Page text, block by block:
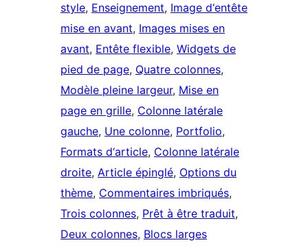
style, Enseignement, Image d‘entête
mise en avant, Images mises en
avant, Entête flexible, Widgets de
pied de page, Quatre colonnes
Modèle pleine largeur, Mise en
page en grille, Colonne latérale
gauche, Une colonne, Portfolio
Formats d‘article, Colonne latérale
droite, Article épinglé, Options du
thème, Commentaires imbriqués
Trois colonnes, Prêt à être traduit
Deux colonnes, Blocs larges